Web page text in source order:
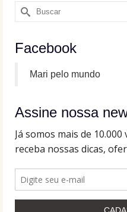
Buscar
por:
Facebook
Mari pelo mundo
Assine nossa